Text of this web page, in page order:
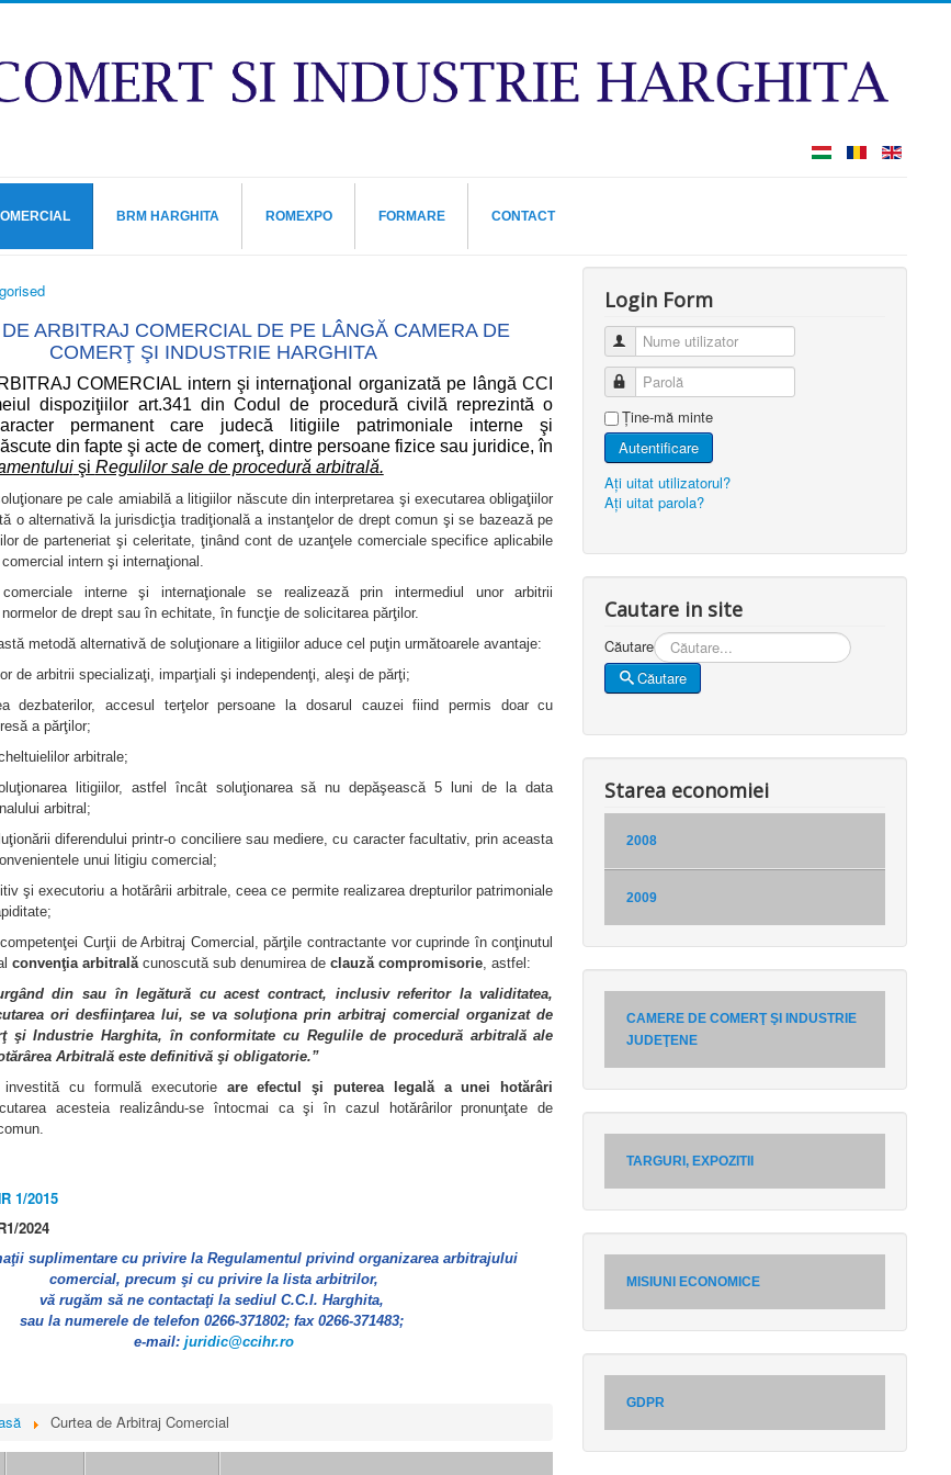
BRM HARGHITA ROMEXPO FORMARE CONTACT
ARBITRAJ COMERCIAL DE PE LÂNGĂ CAMERA DE
COMERŢ ŞI INDUSTRIE HARGHITA
COMERCIAL intern şi internaţional organizată pe lângă CCI
dispoziţiilor art.341 din Codul de procedură civilă reprezintă o
permanent care judecă litigiile patrimoniale interne şi
din fapte şi acte de comerţ, dintre persoane fizice sau juridice, în
şi Regulilor sale de procedură arbitrală.
pe cale amiabilă a litigiilor născute din interpretarea şi executarea obligaţiilor
o alternativă la jurisdicţia tradiţională a instanţelor de drept comun şi se bazează pe
de parteneriat şi celeritate, ţinând cont de uzanţele comerciale specifice aplicabile
intern şi internaţional.
interne şi internaţionale se realizează prin intermediul unor arbitrii
de drept sau în echitate, în funcţie de solicitarea părţilor.
metodă alternativă de soluţionare a litigiilor aduce cel puţin următoarele avantaje:
de arbitrii specializaţi, imparţiali şi independenţi, aleşi de părţi;
dezbaterilor, accesul terţelor persoane la dosarul cauzei fiind permis doar cu
a părţilor;
arbitrale;
litigiilor, astfel încât soluţionarea să nu depăşească 5 luni de la data
arbitral;
diferendului printr-o conciliere sau mediere, cu caracter facultativ, prin aceasta
unui litigiu comercial;
şi executoriu a hotărârii arbitrale, ceea ce permite realizarea drepturilor patrimoniale
Curţii de Arbitraj Comercial, părţile contractante vor cuprinde în conţinutul
convenţia arbitralăcunoscută sub denumirea de clauză compromisorie, astfel:
din sau în legătură cu acest contract, inclusiv referitor la validitatea,
ori desfiinţarea lui, se va soluţiona prin arbitraj comercial organizat de
şi Industrie Harghita, în conformitate cu Regulile de procedură arbitrală ale
Arbitrală este definitivă şi obligatorie.”
investită cu formulă executorie are efectul şi puterea legală a unei hotărâri
acesteia realizându-se întocmai ca şi în cazul hotărârilor pronunţate de
1/2015
2024
suplimentare cu privire la Regulamentul privind organizarea arbitrajului
comercial, precum şi cu privire la lista arbitrilor,
vă rugăm să ne contactaţi la sediul C.C.I. Harghita,
sau la numerele de telefon 0266-371802; fax 0266-371483;
e-mail: juridic@ccihr.ro
Curtea de Arbitraj Comercial
Login Form
Nume utilizator
Parolă
Ţine-mă minte
Autentificare
Aţi uitat utilizatorul?
Aţi uitat parola?
Cautare in site
Căutare
Căutare
Starea economiei
2008
2009
CAMERE DE COMERŢ ŞI INDUSTRIE
JUDEŢENE
TARGURI, EXPOZITII
MISIUNI ECONOMICE
GDPR